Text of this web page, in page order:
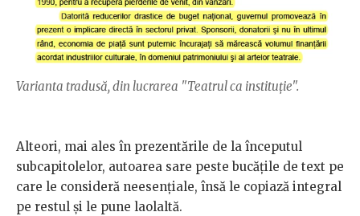
Varianta tradusă, din lucrarea "Teatrul ca instituție".
Alteori, mai ales în prezentările de la începutul
subcapitolelor, autoarea sare peste bucățile de text pe
care le consideră neesențiale, însă le copiază integral
pe restul și le pune laolaltă.